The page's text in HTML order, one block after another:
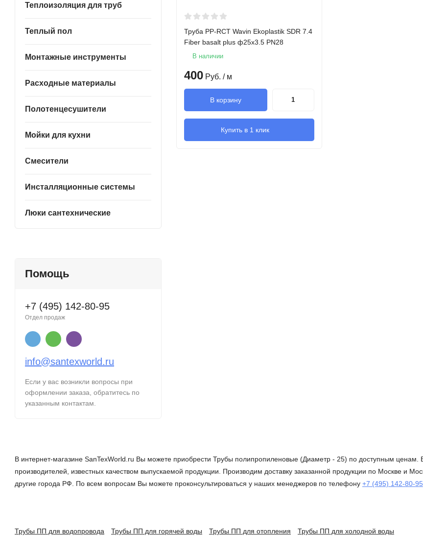
Теплоизоляция для труб
Теплый пол
Монтажные инструменты
Расходные материалы
Полотенцесушители
Мойки для кухни
Смесители
Инсталляционные системы
Люки сантехнические
Помощь
+7 (495) 142-80-95
Отдел продаж
info@santexworld.ru
Если у вас возникли вопросы при
оформлении заказа, обратитесь по
указанным контактам.
Труба PP-RCT Wavin Ekoplastik SDR 7.4
Fiber basalt plus ф25х3.5 PN28
В наличии
400 Руб. / м
В корзину
Купить в 1 клик
В интернет-магазине SanTexWorld.ru Вы можете приобрести Трубы полипропиленовые (Диаметр - 25) по доступным ценам.
производителей, известных качеством выпускаемой продукции. Производим доставку заказанной продукции по Москве и
другие города РФ. По всем вопросам Вы можете проконсультироваться у наших менеджеров по телефону +7 (495) 142-80-95
Трубы ПП для водопровода Трубы ПП для горячей воды Трубы ПП для отопления Трубы ПП для холодной воды